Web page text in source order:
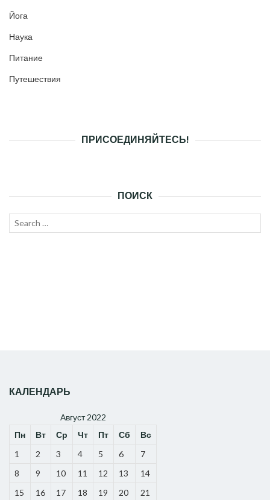
Йога
Наука
Питание
Путешествия
ПРИСОЕДИНЯЙТЕСЬ!
ПОИСК
Search
КАЛЕНДАРЬ
Август 2022
Пн
Вт Ср Чт Пт Сб
Вс
1
2 3 4 5 6
7
8
9 10 11 12 13
14
15
16 17 18 19 20
21